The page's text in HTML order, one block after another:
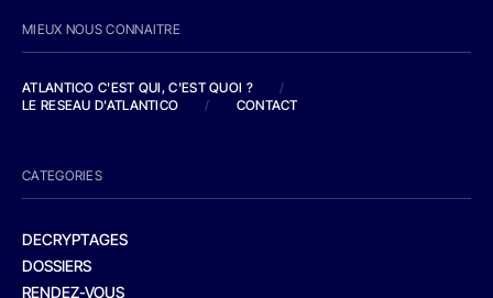
MIEUX NOUS CONNAITRE
ATLANTICO C'EST QUI, C'EST QUOI ?
/
LE RESEAU D'ATLANTICO
/ CONTACT
CATEGORIES
DECRYPTAGES
DOSSIERS
RENDEZ-VOUS